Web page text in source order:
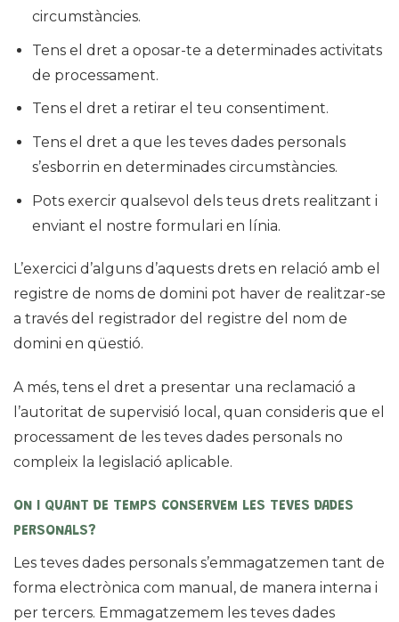
circumstàncies.
Tens el dret a oposar-te a determinades activitats
de processament.
Tens el dret a retirar el teu consentiment.
Tens el dret a que les teves dades personals
s’esborrin en determinades circumstàncies.
Pots exercir qualsevol dels teus drets realitzant i
enviant el nostre formulari en línia.
L’exercici d’alguns d’aquests drets en relació amb el
registre de noms de domini pot haver de realitzar-se
a través del registrador del registre del nom de
domini en qüestió.
A més, tens el dret a presentar una reclamació a
l’autoritat de supervisió local, quan consideris que el
processament de les teves dades personals no
compleix la legislació aplicable.
ON I QUANT DE TEMPS CONSERVEM LES TEVES DADES
PERSONALS?
Les teves dades personals s’emmagatzemen tant de
forma electrònica com manual, de manera interna i
per tercers. Emmagatzemem les teves dades